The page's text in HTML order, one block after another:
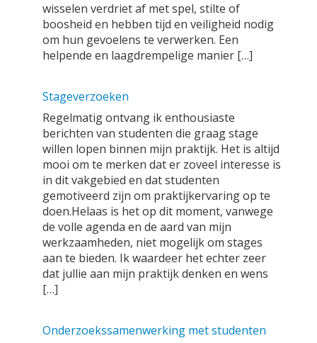
wisselen verdriet af met spel, stilte of
boosheid en hebben tijd en veiligheid nodig
om hun gevoelens te verwerken. Een
helpende en laagdrempelige manier […]
Stageverzoeken
Regelmatig ontvang ik enthousiaste
berichten van studenten die graag stage
willen lopen binnen mijn praktijk. Het is altijd
mooi om te merken dat er zoveel interesse is
in dit vakgebied en dat studenten
gemotiveerd zijn om praktijkervaring op te
doen.Helaas is het op dit moment, vanwege
de volle agenda en de aard van mijn
werkzaamheden, niet mogelijk om stages
aan te bieden. Ik waardeer het echter zeer
dat jullie aan mijn praktijk denken en wens
[…]
Onderzoekssamenwerking met studenten